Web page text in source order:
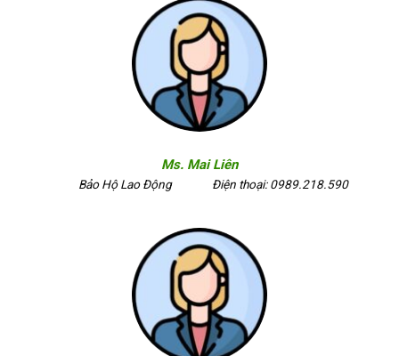
Ms. Mai Liên
Bảo Hộ Lao Động Điện thoại: 0989.218.590